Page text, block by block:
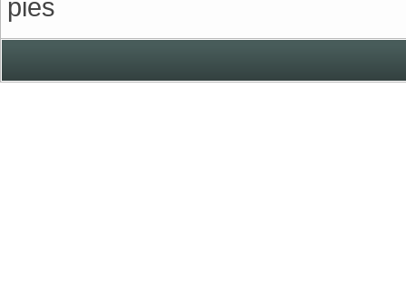
pies